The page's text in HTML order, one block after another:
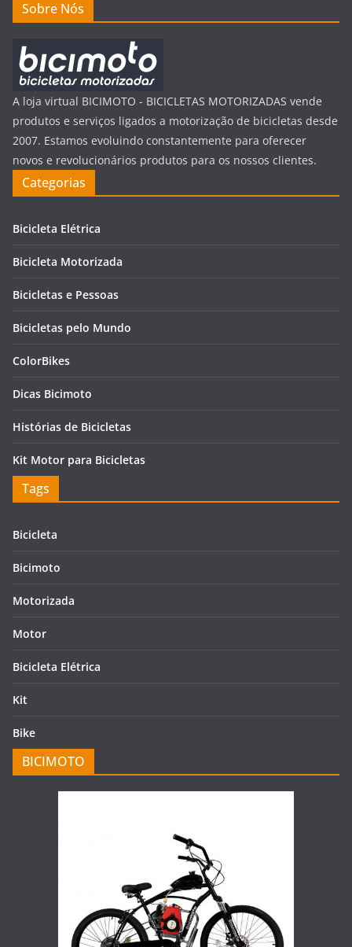
Sobre Nós
A loja virtual BICIMOTO - BICICLETAS MOTORIZADAS vende
produtos e serviços ligados a motorização de bicicletas desde
2007. Estamos evoluindo constantemente para oferecer
novos e revolucionários produtos para os nossos clientes.
Categorias
Bicicleta Elétrica
Bicicleta Motorizada
Bicicletas e Pessoas
Bicicletas pelo Mundo
ColorBikes
Dicas Bicimoto
Histórias de Bicicletas
Kit Motor para Bicicletas
Tags
Bicicleta
Bicimoto
Motorizada
Motor
Bicicleta Elétrica
Kit
Bike
BICIMOTO